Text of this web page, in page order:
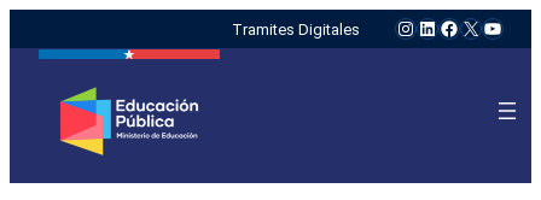
Tramites Digitales Instagram
LinkedIn
Facebook
X